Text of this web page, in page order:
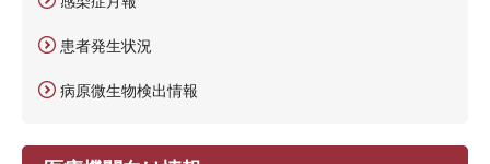
患者発生状況
病原微生物検出情報